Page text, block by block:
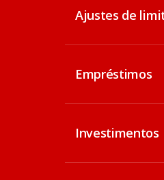
Ajustes de
Empréstimos
Investimentos